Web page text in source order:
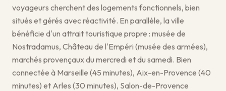
voyageurs cherchent des logements fonctionnels, bien
situés et gérés avec réactivité. En parallèle, la ville
bénéficie d'un attrait touristique propre : musée de
Nostradamus, Château de l'Empéri (musée des armées),
marchés provençaux du mercredi et du samedi. Bien
connectée à Marseille (45 minutes), Aix-en-Provence (40
minutes) et Arles (30 minutes), Salon-de-Provence